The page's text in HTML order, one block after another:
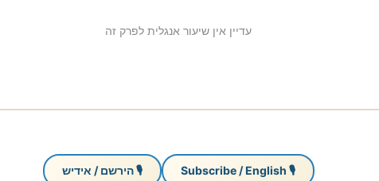
עדיין אין שיעור אנגלית לפרק זה
🎙 Subscribe / English 🎙 הירשם / אידיש